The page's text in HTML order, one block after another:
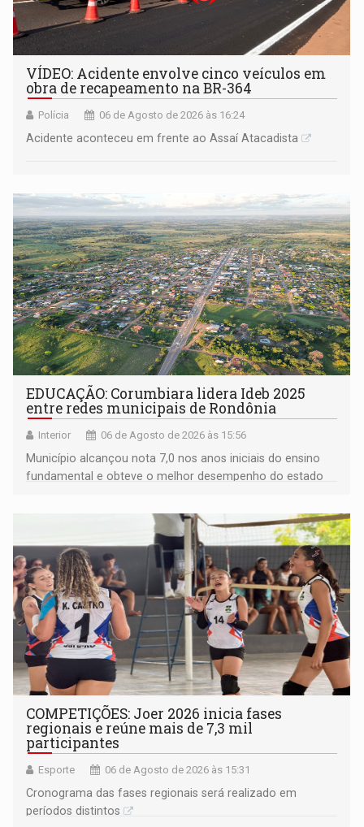
VÍDEO: Acidente envolve cinco veículos em
obra de recapeamento na BR-364
Polícia 06 de Agosto de 2026 às 16:24
Acidente aconteceu em frente ao Assaí Atacadista
EDUCAÇÃO: Corumbiara lidera Ideb 2025
entre redes municipais de Rondônia
Interior 06 de Agosto de 2026 às 15:56
Município alcançou nota 7,0 nos anos iniciais do ensino
fundamental e obteve o melhor desempenho do estado
COMPETIÇÕES: Joer 2026 inicia fases
regionais e reúne mais de 7,3 mil
participantes
Esporte 06 de Agosto de 2026 às 15:31
Cronograma das fases regionais será realizado em
períodos distintos